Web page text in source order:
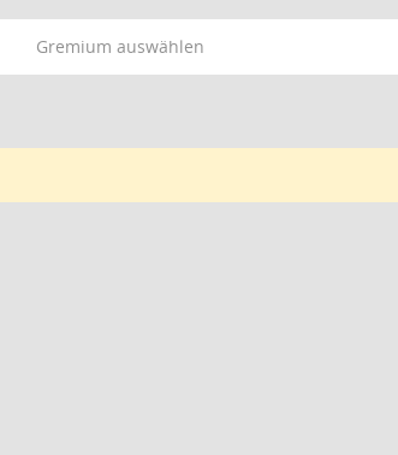
Gremium auswählen